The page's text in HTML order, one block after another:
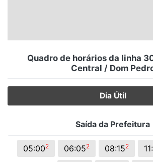
Quadro de horários da linha
Central / Dom
Dia Útil
Saída da Prefeitura
05:002 06:052 08:152